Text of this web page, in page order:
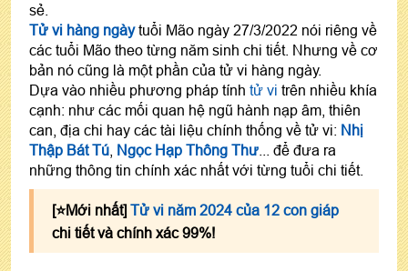
sẻ.
Tử vi hàng ngàytuổi Mão ngày 27/3/2022 nói riêng về
các tuổi Mão theo từng năm sinh chi tiết. Nhưng về cơ
bản nó cũng là một phần của tử vi hàng ngày.
Dựa vào nhiều phương pháp tính tử vi trên nhiều khía
cạnh: như các mối quan hệ ngũ hành nạp âm, thiên
can, địa chi hay các tài liệu chính thống về tử vi: Nhị
Thập Bát Tú Ngọc Hạp Thông Thư ... để đưa ra
những thông tin chính xác nhất với từng tuổi chi tiết.
[⭐️Mới nhất] Tử vi năm 2024 của 12 con giáp
chi tiết và chính xác 99%!